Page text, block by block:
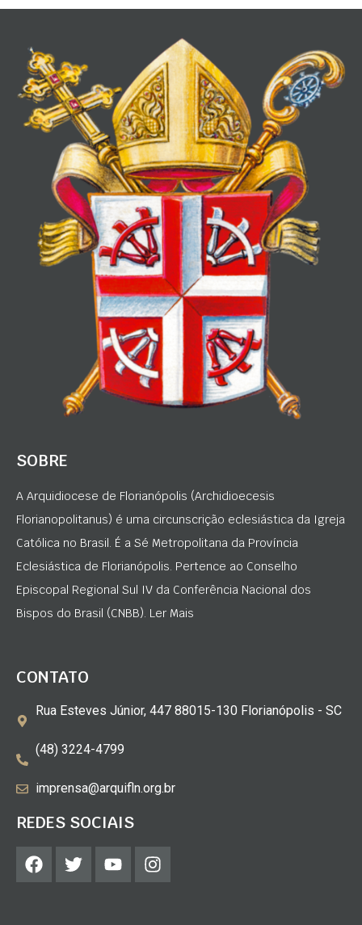
SOBRE
A Arquidiocese de Florianópolis (Archidioecesis
Florianopolitanus) é uma circunscrição eclesiástica da Igreja
Católica no Brasil. É a Sé Metropolitana da Província
Eclesiástica de Florianópolis. Pertence ao Conselho
Episcopal Regional Sul IV da Conferência Nacional dos
Bispos do Brasil (CNBB). Ler Mais
CONTATO
Rua Esteves Júnior, 447 88015-130 Florianópolis - SC
(48) 3224-4799
imprensa@arquifln.org.br
REDES SOCIAIS